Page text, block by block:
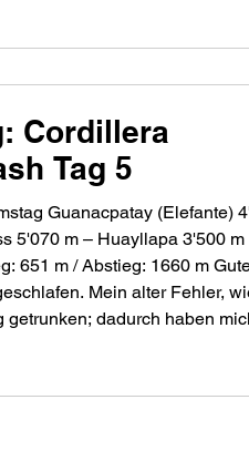
zusätzlich ü
Cordillera
Tag 5
Guanacpatay (Elefante)
5'070 m – Huayllapa 3'500 m
Mein alter Fehler,
getrunken; dadurch haben
Nacht war bitterkalt, die
wärmen wir uns mi